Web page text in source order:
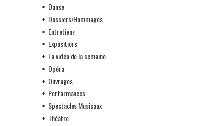
Danse
Dossiers/Hommages
Entretiens
Expositions
La vidéo de la semaine
Opéra
Ouvrages
Performances
Spectacles Musicaux
Théâtre